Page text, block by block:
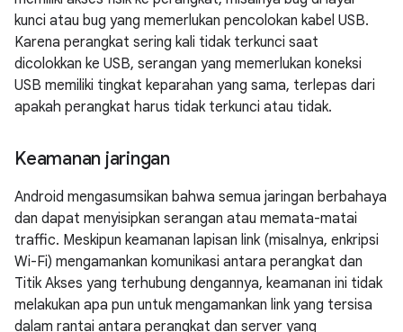
kunci atau bug yang memerlukan pencolokan kabel USB.
Karena perangkat sering kali tidak terkunci saat
dicolokkan ke USB, serangan yang memerlukan koneksi
USB memiliki tingkat keparahan yang sama, terlepas dari
apakah perangkat harus tidak terkunci atau tidak.
Keamanan jaringan
Android mengasumsikan bahwa semua jaringan berbahaya
dan dapat menyisipkan serangan atau memata-matai
traffic. Meskipun keamanan lapisan link (misalnya, enkripsi
Wi-Fi) mengamankan komunikasi antara perangkat dan
Titik Akses yang terhubung dengannya, keamanan ini tidak
melakukan apa pun untuk mengamankan link yang tersisa
dalam rantai antara perangkat dan server yang